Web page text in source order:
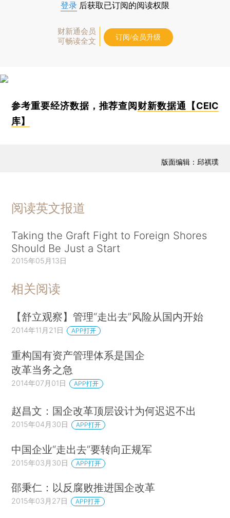
登录 后获取已订阅的阅读权限
财新通会员
可畅读全文
订阅/会员升级
参考重要经济数据，推荐查阅 财新数据通【CEIC
库】
版面编辑：邱祺璞
阅读英文报道
Taking the Graft Fight to Foreign Shores
Should Be Just a Start
2015年05月13日
相关阅读
【舒立观察】管理“走出去”风险从国内开始
2014年11月21日 APP打开
重构国有资产管理体系是国企
改革当务之急
2014年07月01日 APP打开
赵昌文：国企改革顶层设计为何迟迟不出
2015年04月30日 APP打开
中国企业“走出去”要转向正规军
2015年03月30日 APP打开
邵秉仁：以反腐败推进国企改革
2015年03月27日 APP打开